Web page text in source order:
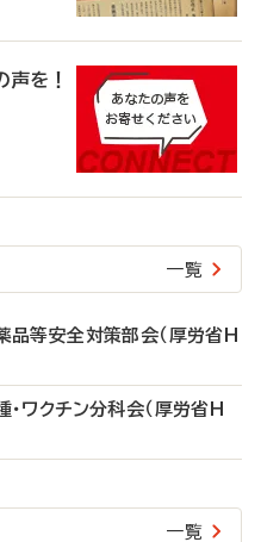
を！
一覧
等安全対策部会（厚労省H
ワクチン分科会（厚労省H
一覧